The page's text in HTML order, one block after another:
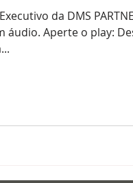
da DMS
áudio. Aperte o play: